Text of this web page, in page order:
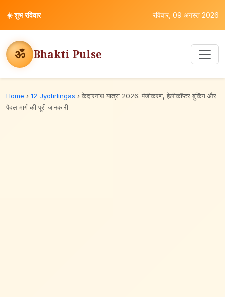
☀️शुभ रविवार रविवार, 09 अगस्त 2026
ॐ Bhakti Pulse
Home › 12 Jyotirlingas › केदारनाथ यात्रा 2026: पंजीकरण, हेलीकॉप्टर बुकिंग और
पैदल मार्ग की पूरी जानकारी